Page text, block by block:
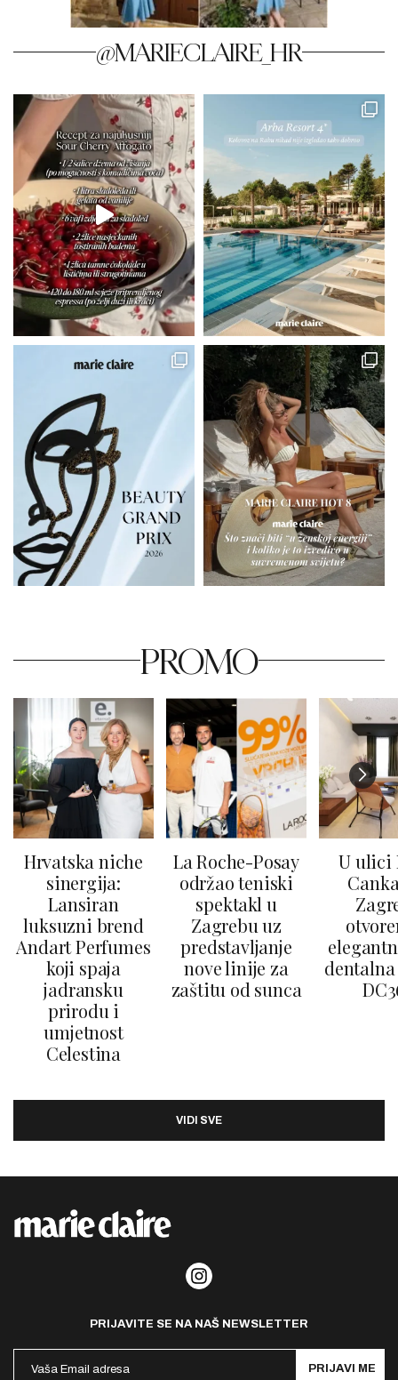
@MARIECLAIRE_HR
PROMO
Hrvatska niche
sinergija:
Lansiran
luksuzni brend
Andart Perfumes
koji spaja
jadransku
prirodu i
umjetnost
Celestina
La Roche-Posay
održao teniski
spektakl u
Zagrebu uz
predstavljanje
nove linije za
zaštitu od sunca
U ulici
VIDI SVE
PRIJAVITE SE NA NAŠ NEWSLETTER
PRIJAVI ME